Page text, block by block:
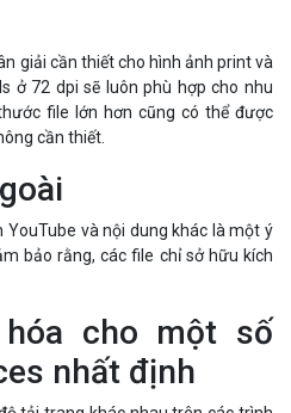
giải cần thiết cho hình ảnh print và
ở 72 dpi sẽ luôn phù hợp cho nhu
file lớn hơn cũng có thể được
cần thiết.
YouTube và nội dung khác là một ý
bảo rằng, các file chỉ sở hữu kích
cho một số
nhất định